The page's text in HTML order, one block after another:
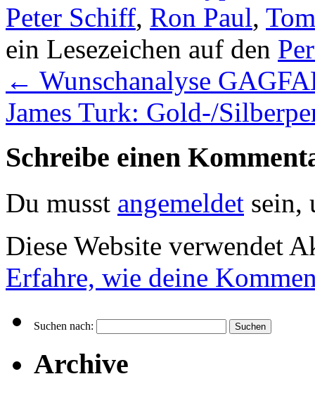
Peter Schiff, Ron Paul,
ein Lesezeichen auf den
← Wunschanalyse
James Turk: Gold-/
Schreibe einen
Du musst angemeldet sein,
Diese Website verwendet
Erfahre, wie deine
Suchen nach:
Archive